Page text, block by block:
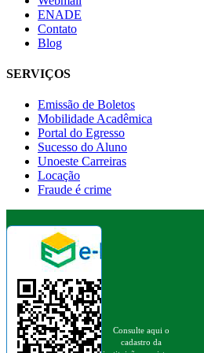
ENADE
Contato
Blog
SERVIÇOS
Emissão de Boletos
Mobilidade Acadêmica
Portal do Egresso
Sucesso do Aluno
Unoeste Carreiras
Locação
Fraude é crime
Consulte aqui o
cadastro da